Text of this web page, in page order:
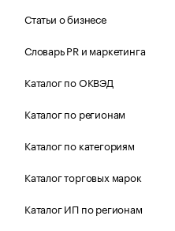
Статьи о бизнесе
Словарь PR и маркетинга
Каталог по ОКВЭД
Каталог по регионам
Каталог по категориям
Каталог торговых марок
Каталог ИП по регионам